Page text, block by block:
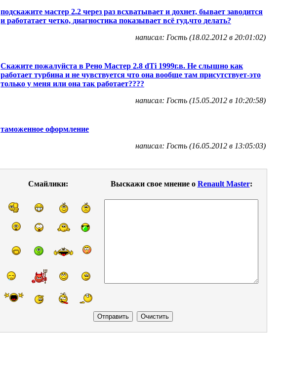
подскажите мастер 2.2 через раз всхватывает и дохнет, бывает заводится
и работатает четко, диагностика показывает всё гуд,что делать?
написал: Гость (18.02.2012 в 20:01:02)
Скажите пожалуйста в Рено Мастер 2.8 dTi 1999г.в. Не слышно как
работает турбина и не чувствуется что она вообще там присутствует-это
только у меня или она так работает????
написал: Гость (15.05.2012 в 10:20:58)
таможенное оформление
написал: Гость (16.05.2012 в 13:05:03)
Смайлики: Выскажи свое мнение о Renault Master: